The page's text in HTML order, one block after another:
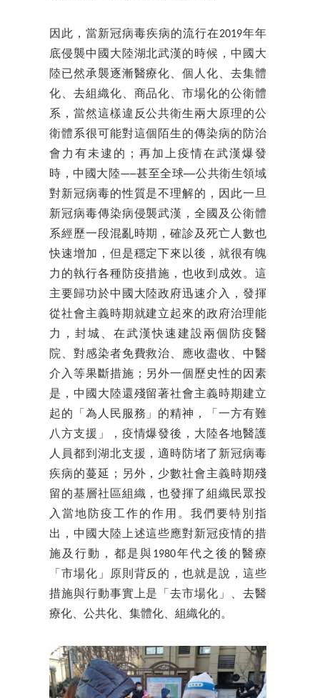
因此，當新冠病毒疾病的流行在2019年年
底侵襲中國大陸湖北武漢的時候，中國大
陸已然承襲逐漸醫療化、個人化、去集體
化、去組織化、商品化、市場化的公衛體
系，當然這樣違反公共衛生兩大原理的公
衛體系很可能對這個陌生的傳染病的防治
會力有未逮的；再加上疫情在武漢爆發
時，中國大陸—─甚至全球──公共衛生領域
對新冠病毒的性質是不理解的，因此一旦
新冠病毒傳染病侵襲武漢，全國及公衛體
系經歷一段混亂時期，確診及死亡人數也
快速增加，但是穩定下來以後，就很有魄
力的執行各種防疫措施，也收到成效。這
主要歸功於中國大陸政府迅速介入，發揮
從社會主義時期就建立起來的政府治理能
力，封城、在武漢快速建設兩個防疫醫
院、對感染者免費救治、應收盡收、中醫
介入等果斷措施；另外一個歷史性的因素
是，中國大陸還殘留著社會主義時期建立
起的「為人民服務」的精神，「一方有難
八方支援」，疫情爆發後，大陸各地醫護
人員都到湖北支援，適時防堵了新冠病毒
疾病的蔓延；另外，少數社會主義時期殘
留的基層社區組織，也發揮了組織民眾投
入當地防疫工作的作用。我們要特別指
出，中國大陸上述這些應對新冠疫情的措
施及行動，都是與1980年代之後的醫療
「市場化」原則背反的，也就是說，這些
措施與行動事實上是「去市場化」、去醫
療化、公共化、集體化、組織化的。